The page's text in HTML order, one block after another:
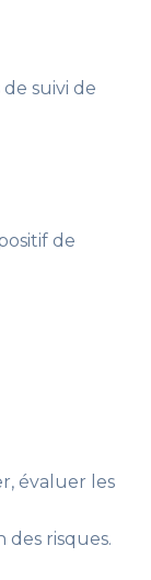
suivi de
de
évaluer les
risques.